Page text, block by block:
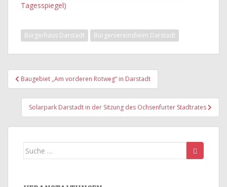
Tagesspiegel)
Bürgerhaus Darstadt Bürgervereinsheim Darstadt
Beitragsnavigation
Baugebiet „Am vorderen Rotweg“ in Darstadt
Solarpark Darstadt in der Sitzung des Ochsenfurter Stadtrates
Suche